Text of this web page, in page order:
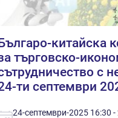
китайска
търговско-
с
ти септември
24-септември-2025 16:30 -